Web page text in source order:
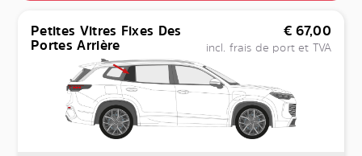
Petites Vitres Fixes Des
Portes Arrière
€ 67,00
incl. frais de port et TVA